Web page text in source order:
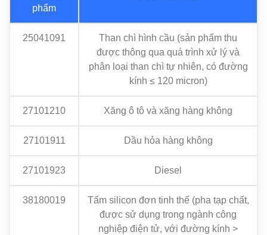
phẩm
25041091
Than chì hình cầu (sản phẩm thu
được thông qua quá trình xử lý và
phân loại than chì tự nhiên, có đường
kính ≤ 120 micron)
27101210 Xăng ô tô và xăng hàng không
27101911 Dầu hỏa hàng không
27101923 Diesel
38180019
Tấm silicon đơn tinh thể (pha tạp chất,
được sử dụng trong ngành công
nghiệp điện tử, với đường kính >